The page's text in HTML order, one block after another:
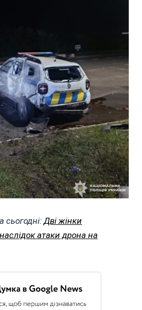
сьогодні:Дві жінки
атаки дрона на